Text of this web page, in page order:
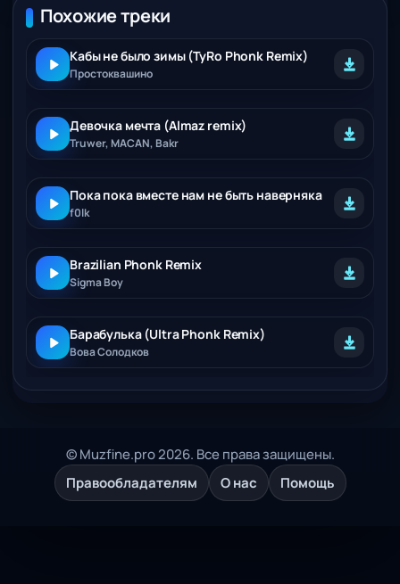
Похожие треки
Кабы не было зимы (TyRo Phonk Remix)
Простоквашино
Девочка мечта (Almaz remix)
Truwer, MACAN, Bakr
Пока пока вместе нам не быть наверняка
f0lk
Brazilian Phonk Remix
Sigma Boy
Барабулька (Ultra Phonk Remix)
Вова Солодков
© Muzfine.pro 2026. Все права защищены.
Правообладателям
О нас Помощь